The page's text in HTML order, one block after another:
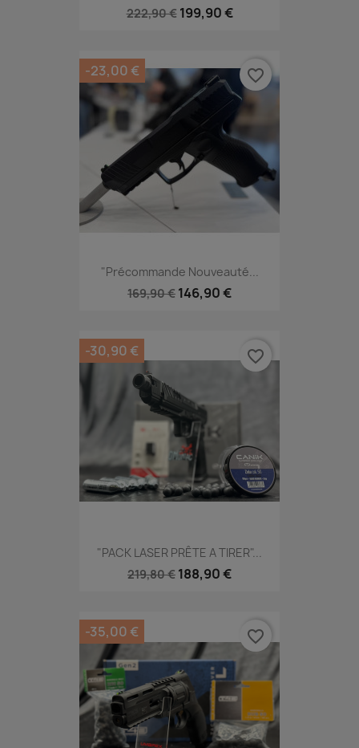
222,90 € 199,90 €
"Précommande Nouveauté...
169,90 € 146,90 €
-23,00 € favorite_border
"PACK LASER PRÊTE A TIRER"...
219,80 € 188,90 €
-30,90 € favorite_border
-35,00 € favorite_border